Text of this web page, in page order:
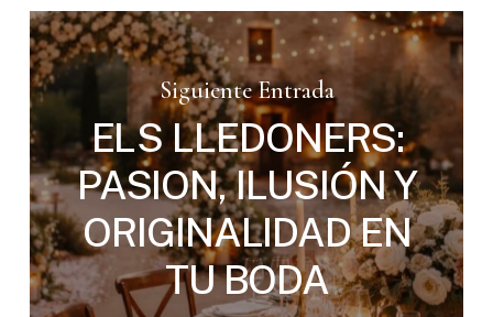
Siguiente Entrada
ELS LLEDONERS:
PASION, ILUSIÓN Y
ORIGINALIDAD EN
TU BODA